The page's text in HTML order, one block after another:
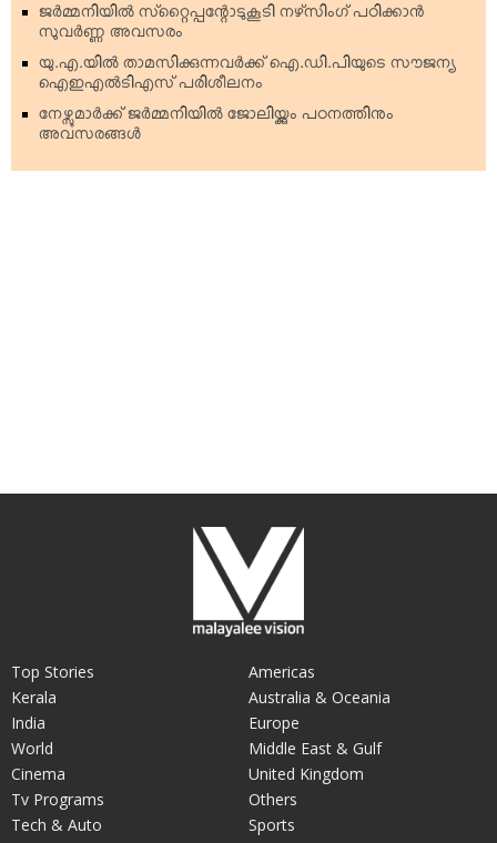
ജര്‍മ്മനിയില്‍ സ്‌റ്റൈപ്പന്റോടുകൂടി നഴ്‌സിംഗ് പഠിക്കാന്‍
സുവര്‍ണ്ണ അവസരം
യു.എ.യില്‍ താമസിക്കുന്നവര്‍ക്ക് ഐ.ഡി.പിയുടെ സൗജന്യ
ഐഇഎല്‍ടിഎസ് പരിശീലനം
നേഴ്സുമാര്‍ക്ക് ജര്‍മ്മനിയില്‍ ജോലിയ്ക്കും പഠനത്തിനും
അവസരങ്ങള്‍
Top Stories
Kerala
India
World
Cinema
Tv Programs
Tech & Auto
Americas
Australia & Oceania
Europe
Middle East & Gulf
United Kingdom
Others
Sports